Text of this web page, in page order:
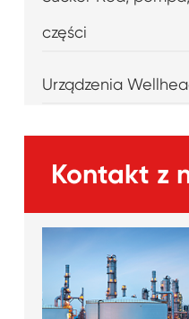
części
Urządzenia
Kontakt z